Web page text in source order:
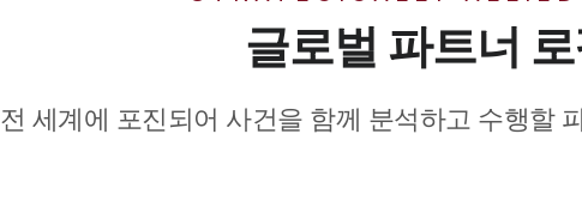
글로벌 파트너
전 세계에 포진되어 사건을 함께 분석하고 수행할